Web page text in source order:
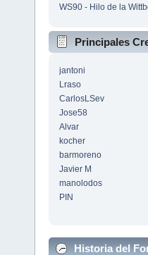
WS90 - Hilo de la
Principales
jantoni
Lraso
CarlosLSev
Jose58
Alvar
kocher
barmoreno
Javier M
manolodos
PIN
Historia del